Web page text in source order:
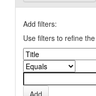
Add filters:
Use filters to refine